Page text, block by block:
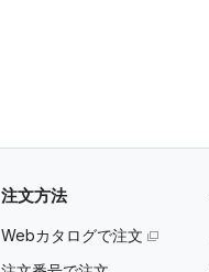
注文方法
Webカタログで注文